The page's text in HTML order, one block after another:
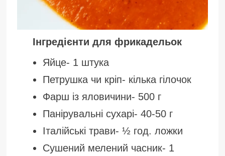
Інгредієнти для фрикадельок
Яйце- 1 штука
Петрушка чи кріп- кілька гілочок
Фарш із яловичини- 500 г
Панірувальні сухарі- 40-50 г
Італійські трави- ½ год. ложки
Сушений мелений часник- 1